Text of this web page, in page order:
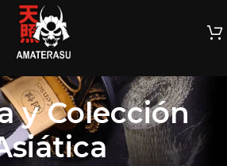
y Colección